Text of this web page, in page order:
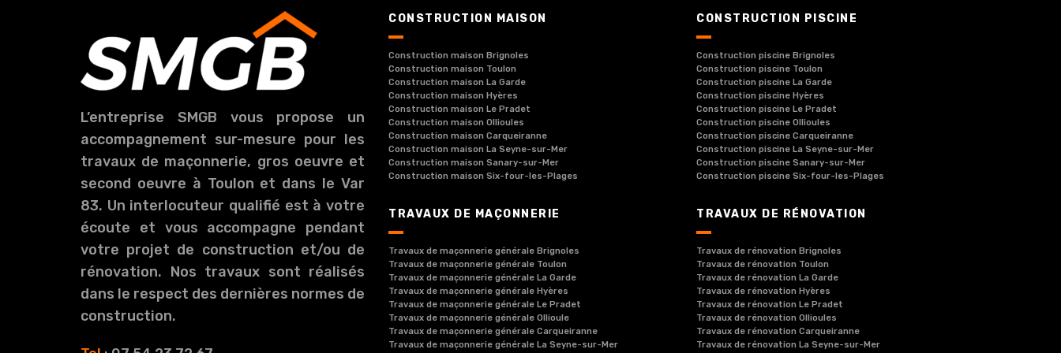
L’entreprise SMGB vous propose un
accompagnement sur-mesure pour les
travaux de maçonnerie, gros oeuvre et
second oeuvre à Toulon et dans le Var
83. Un interlocuteur qualifié est à votre
écoute et vous accompagne pendant
votre projet de construction et/ou de
rénovation. Nos travaux sont réalisés
dans le respect des dernières normes de
construction.
CONSTRUCTION MAISON
Construction maison Brignoles
Construction maison Toulon
Construction maison La Garde
Construction maison Hyères
Construction maison Le Pradet
Construction maison Ollioules
Construction maison Carqueiranne
Construction maison La Seyne-sur-Mer
Construction maison Sanary-sur-Mer
Construction maison Six-four-les-Plages
TRAVAUX DE MAÇONNERIE
Travaux de maçonnerie générale Brignoles
Travaux de maçonnerie générale Toulon
Travaux de maçonnerie générale La Garde
Travaux de maçonnerie générale Hyères
Travaux de maçonnerie générale Le Pradet
Travaux de maçonnerie générale Ollioule
Travaux de maçonnerie générale Carqueiranne
Travaux de maçonnerie générale La Seyne-sur-Mer
CONSTRUCTION PISCINE
Construction piscine Brignoles
Construction piscine Toulon
Construction piscine La Garde
Construction piscine Hyères
Construction piscine Le Pradet
Construction piscine Ollioules
Construction piscine Carqueiranne
Construction piscine La Seyne-sur-Mer
Construction piscine Sanary-sur-Mer
Construction piscine Six-four-les-Plages
TRAVAUX DE RÉNOVATION
Travaux de rénovation Brignoles
Travaux de rénovation Toulon
Travaux de rénovation La Garde
Travaux de rénovation Hyères
Travaux de rénovation Le Pradet
Travaux de rénovation Ollioules
Travaux de rénovation Carqueiranne
Travaux de rénovation La Seyne-sur-Mer